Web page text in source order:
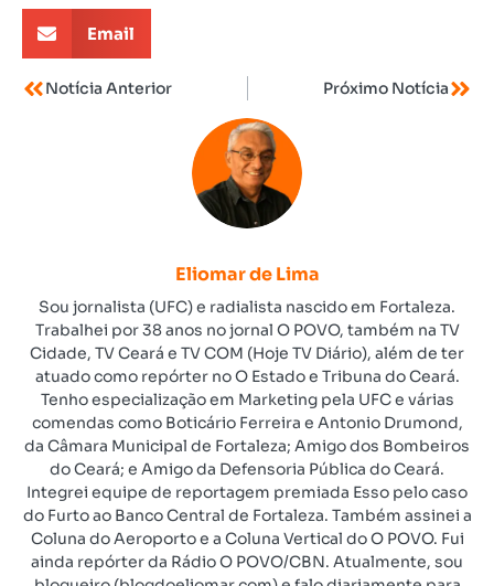
Email
Notícia Anterior Próximo Notícia
Eliomar de Lima
Sou jornalista (UFC) e radialista nascido em Fortaleza.
Trabalhei por 38 anos no jornal O POVO, também na TV
Cidade, TV Ceará e TV COM (Hoje TV Diário), além de ter
atuado como repórter no O Estado e Tribuna do Ceará.
Tenho especialização em Marketing pela UFC e várias
comendas como Boticário Ferreira e Antonio Drumond,
da Câmara Municipal de Fortaleza; Amigo dos Bombeiros
do Ceará; e Amigo da Defensoria Pública do Ceará.
Integrei equipe de reportagem premiada Esso pelo caso
do Furto ao Banco Central de Fortaleza. Também assinei a
Coluna do Aeroporto e a Coluna Vertical do O POVO. Fui
ainda repórter da Rádio O POVO/CBN. Atualmente, sou